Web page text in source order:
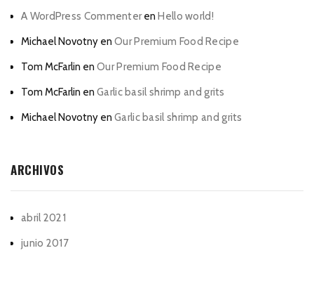
A WordPress CommenterenHello world!
Michael Novotny en Our Premium Food Recipe
Tom McFarlin en Our Premium Food Recipe
Tom McFarlin en Garlic basil shrimp and grits
Michael Novotny en Garlic basil shrimp and grits
ARCHIVOS
abril 2021
junio 2017